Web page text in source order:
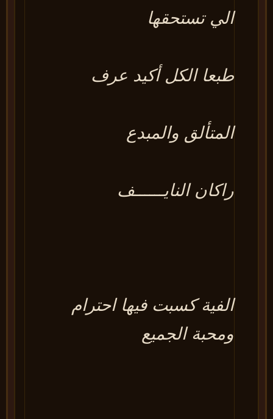
الي تستحقها
طبعا الكل أكيد عرف
المتألق والمبدع
راكان النايــــــف
الفية كسبت فيها احترام
ومحبة الجميع